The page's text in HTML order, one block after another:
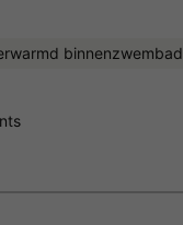
binnenzwembad